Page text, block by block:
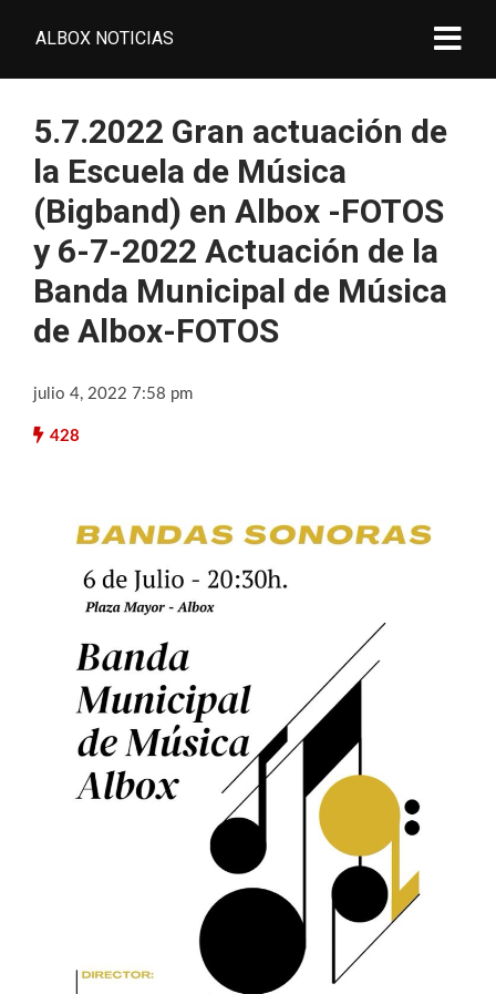
ALBOX NOTICIAS
5.7.2022 Gran actuación de
la Escuela de Música
(Bigband) en Albox -FOTOS
y 6-7-2022 Actuación de la
Banda Municipal de Música
de Albox-FOTOS
julio 4, 2022 7:58 pm
428